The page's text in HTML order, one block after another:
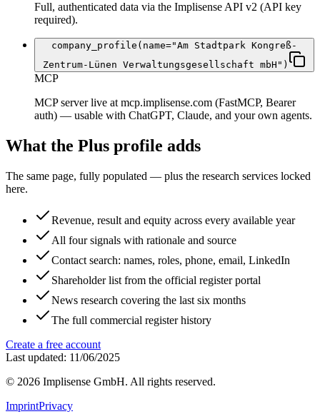
Full, authenticated data via the Implisense API v2 (API key
required).
company_profile(name="Am Stadtpark Kongreß-
Zentrum-Lünen Verwaltungsgesellschaft mbH")
MCP
MCP server live at mcp.implisense.com (FastMCP, Bearer
auth) — usable with ChatGPT, Claude, and your own agents.
What the Plus profile adds
The same page, fully populated — plus the research services locked
here.
Revenue, result and equity across every available year
All four signals with rationale and source
Contact search: names, roles, phone, email, LinkedIn
Shareholder list from the official register portal
News research covering the last six months
The full commercial register history
Create a free account
Last updated: 11/06/2025
© 2026 Implisense GmbH. All rights reserved.
ImprintPrivacy